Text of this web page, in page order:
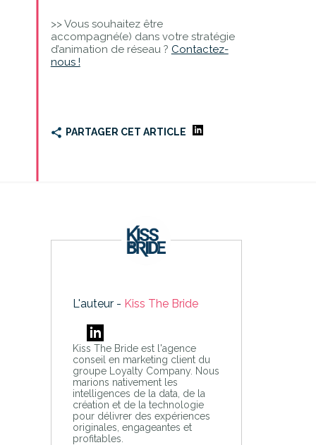
>> Vous souhaitez être
accompagné(e) dans votre stratégie
d’animation de réseau ? Contactez-
nous !
PARTAGER CET ARTICLE
L'auteur - Kiss The Bride
Kiss The Bride est l'agence
conseil en marketing client du
groupe Loyalty Company. Nous
marions nativement les
intelligences de la data, de la
création et de la technologie
pour délivrer des expériences
originales, engageantes et
profitables.